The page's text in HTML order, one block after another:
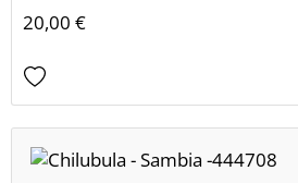
20,00 €